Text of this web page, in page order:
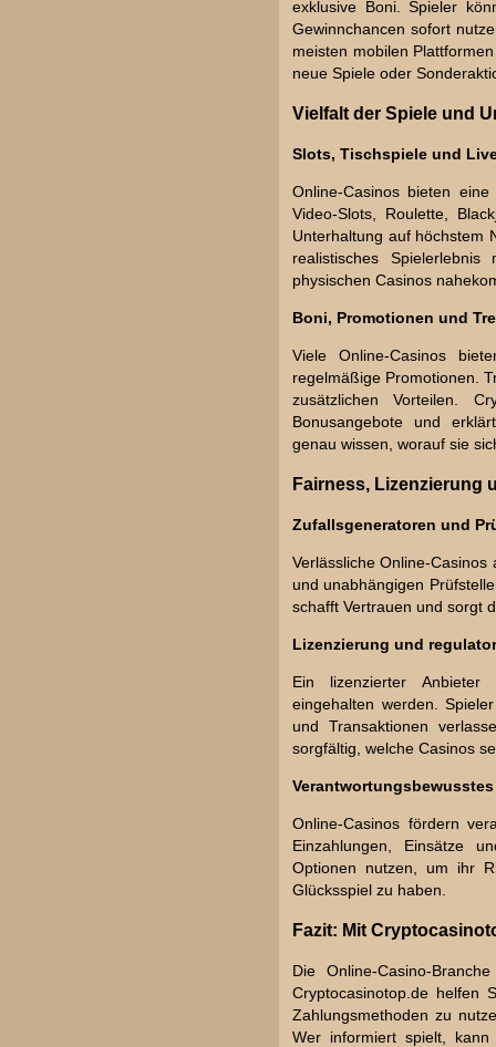
exklusive Boni. Spieler
Gewinnchancen sofort
meisten mobilen
neue Spiele oder
Vielfalt der Spiele und
Slots, Tischspiele und
Online-Casinos bieten
Video-Slots, Roulette,
Unterhaltung auf höchstem
realistisches
physischen Casinos
Boni, Promotionen und
Viele Online-Casinos
regelmäßige Promotionen.
zusätzlichen Vorteilen.
Bonusangebote und
genau wissen, worauf sie
Fairness, Lizenzierung
Zufallsgeneratoren und
Verlässliche Online-
und unabhängigen
schafft Vertrauen und sorgt
Lizenzierung und
Ein lizenzierter Anbieter
eingehalten werden.
und Transaktionen
sorgfältig, welche Casinos
Online-Casinos fördern
Einzahlungen, Einsätze
Optionen nutzen, um ihr
Glücksspiel zu haben.
Fazit: Mit
Die Online-Casino-
Cryptocasinotop.de helfen
Zahlungsmethoden zu
Wer informiert spielt, kann